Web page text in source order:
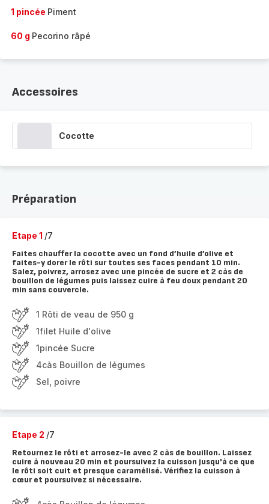
1 pincée Piment
60 g Pecorino râpé
Accessoires
Cocotte
Préparation
Etape 1 /7
Faites chauffer la cocotte avec un fond d’huile d’olive et
faites-y dorer le rôti sur toutes ses faces pendant 10 min.
Salez, poivrez, arrosez avec une pincée de sucre et 2 càs de
bouillon de légumes puis laissez cuire à feu doux pendant 20
min sans couvercle.
1 Rôti de veau de 950 g
1filet Huile d'olive
1pincée Sucre
4càs Bouillon de légumes
Sel, poivre
Etape 2 /7
Retournez le rôti et arrosez-le avec 2 càs de bouillon. Laissez
cuire à nouveau 20 min et poursuivez la cuisson jusqu'à ce que
le rôti soit cuit et presque caramélisé. Vérifiez la cuisson à
cœur et poursuivez si nécessaire.